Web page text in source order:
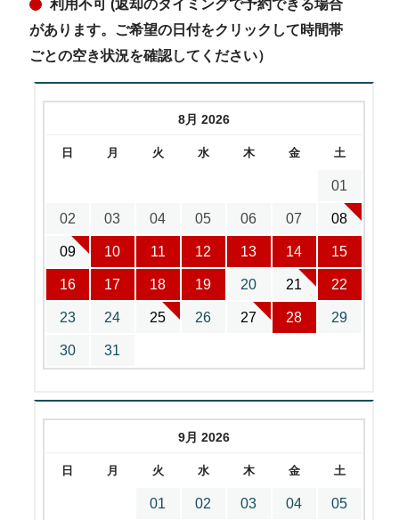
利用不可 (返却のタイミングで予約できる場合
があります。ご希望の日付をクリックして時間帯
ごとの空き状況を確認してください）
8月 2026
日 月 火 水 木 金 土
01
02 03 04 05 06 07 08
09 10 11 12 13 14 15
16 17 18 19 20 21 22
23 24 25 26 27 28 29
30 31
9月 2026
日 月 火 水 木 金 土
01 02 03 04 05